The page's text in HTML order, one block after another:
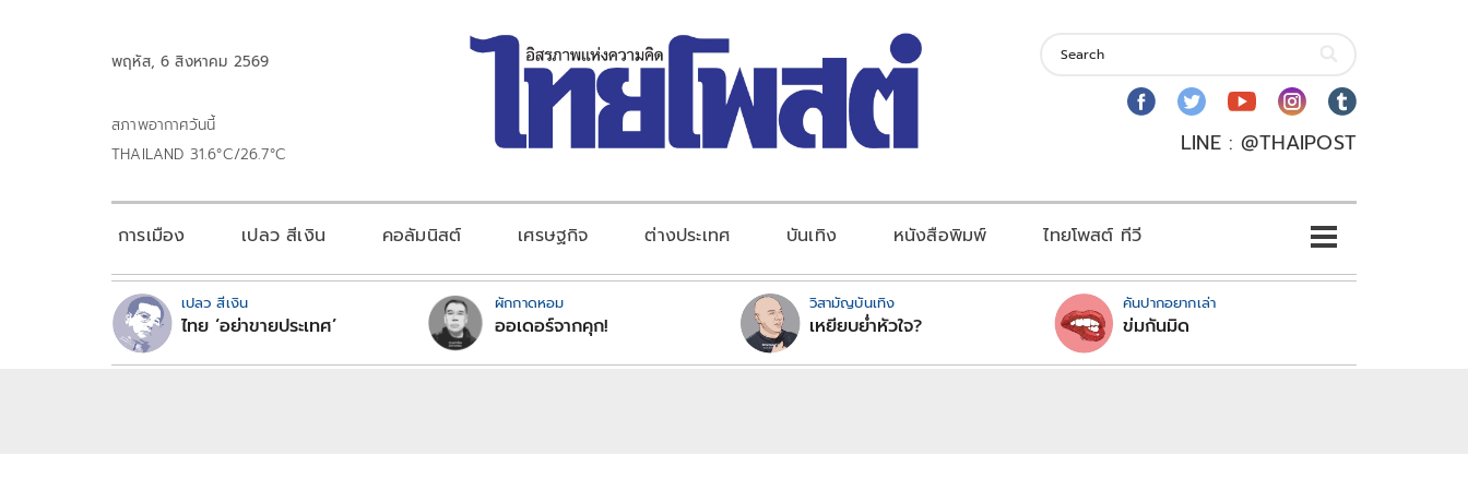
พฤหัส, 6 สิงหาคม 2569
สภาพอากาศวันนี้
THAILAND 31.6°C/26.7°C
LINE : @THAIPOST
การเมือง เปลว สีเงิน คอลัมนิสต์ เศรษฐกิจ ต่างประเทศ บันเทิง หนังสือพิมพ์ ไทยโพสต์ ทีวี
เปลว สีเงิน
ไทย ‘อย่าขายประเทศ’
ผักกาดหอม
ออเดอร์จากคุก!
วิสามัญบันเทิง
เหยียบย่ำหัวใจ?
คันปากอยากเล่า
ข่มกันมิด